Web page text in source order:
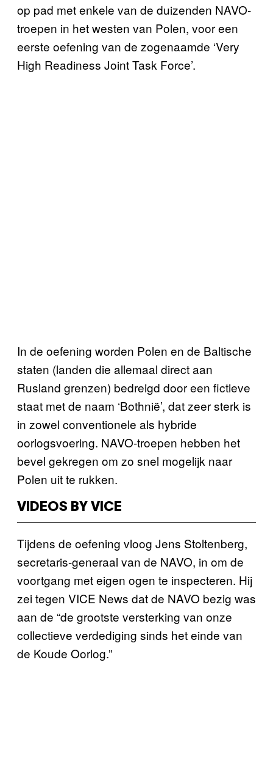
op pad met enkele van de duizenden NAVO-
troepen in het westen van Polen, voor een
eerste oefening van de zogenaamde ‘Very
High Readiness Joint Task Force’.
In de oefening worden Polen en de Baltische
staten (landen die allemaal direct aan
Rusland grenzen) bedreigd door een fictieve
staat met de naam ‘Bothnië’, dat zeer sterk is
in zowel conventionele als hybride
oorlogsvoering. NAVO-troepen hebben het
bevel gekregen om zo snel mogelijk naar
Polen uit te rukken.
VIDEOS BY VICE
Tijdens de oefening vloog Jens Stoltenberg,
secretaris-generaal van de NAVO, in om de
voortgang met eigen ogen te inspecteren. Hij
zei tegen VICE News dat de NAVO bezig was
aan de “de grootste versterking van onze
collectieve verdediging sinds het einde van
de Koude Oorlog.”